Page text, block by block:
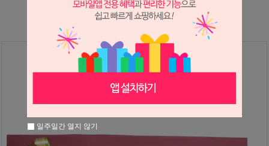
※ 필독해주세요 ※
장미는 시세 변동에 따라 가격이 달라질 수 있으니
문의 후 주문 바랍니다.
일주일간 열지 않기